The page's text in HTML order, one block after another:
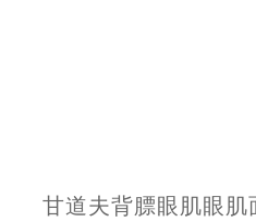
甘道夫背膘眼肌眼